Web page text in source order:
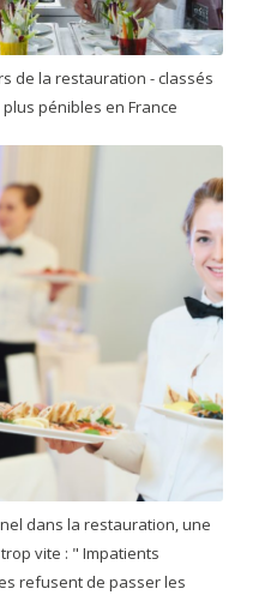
de la restauration - classés
pénibles en France
dans la restauration, une
vite : " Impatients
refusent de passer les